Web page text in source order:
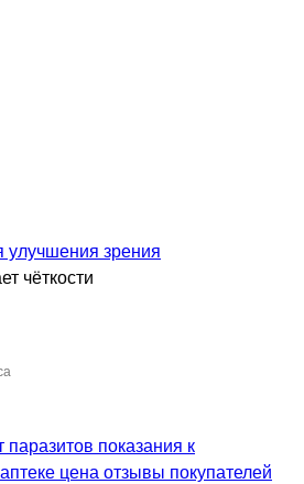
улучшения зрения
чёткости